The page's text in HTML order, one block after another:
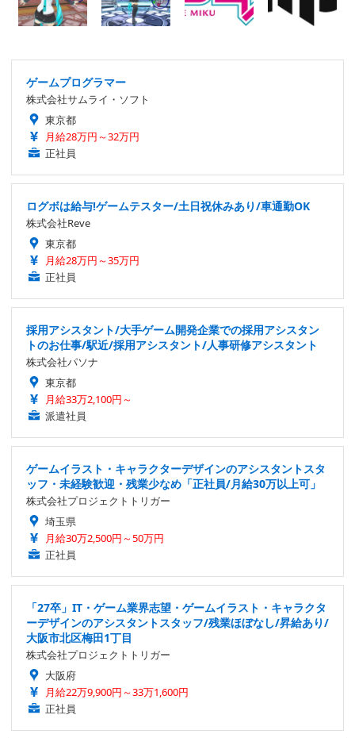
ゲームプログラマー
株式会社サムライ・ソフト
東京都
月給28万円～32万円
正社員
ログボは給与!ゲームテスター/土日祝休みあり/車通勤OK
株式会社Reve
東京都
月給28万円～35万円
正社員
採用アシスタント/大手ゲーム開発企業での採用アシスタン
トのお仕事/駅近/採用アシスタント/人事研修アシスタント
株式会社パソナ
東京都
月給33万2,100円～
派遣社員
ゲームイラスト・キャラクターデザインのアシスタントスタ
ッフ・未経験歓迎・残業少なめ「正社員/月給30万以上可」
株式会社プロジェクトトリガー
埼玉県
月給30万2,500円～50万円
正社員
「27卒」IT・ゲーム業界志望・ゲームイラスト・キャラクタ
ーデザインのアシスタントスタッフ/残業ほぼなし/昇給あり/
大阪市北区梅田1丁目
株式会社プロジェクトトリガー
大阪府
月給22万9,900円～33万1,600円
正社員